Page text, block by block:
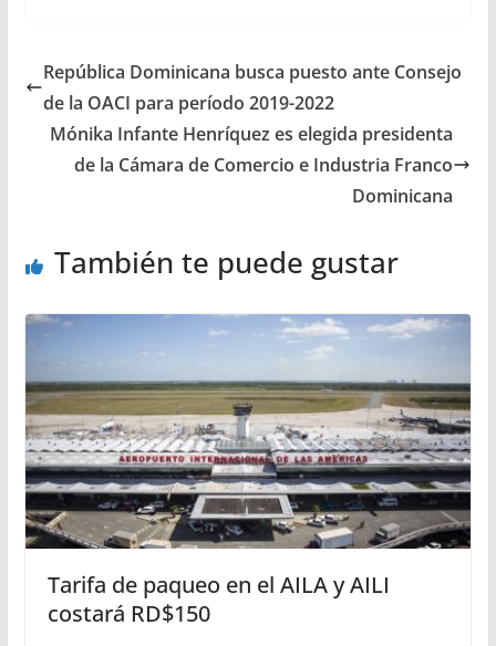
República Dominicana busca puesto ante Consejo
de la OACI para período 2019-2022
Mónika Infante Henríquez es elegida presidenta
de la Cámara de Comercio e Industria Franco
Dominicana
También te puede gustar
Tarifa de paqueo en el AILA y AILI
costará RD$150